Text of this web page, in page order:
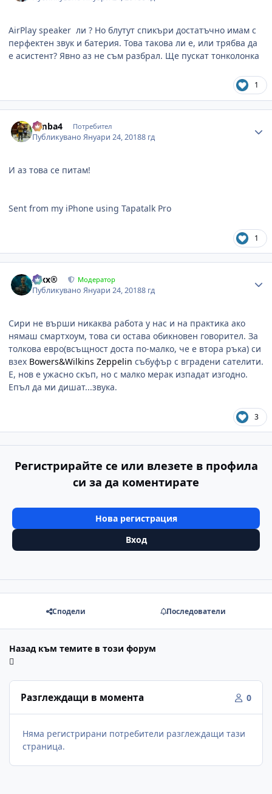
AirPlay speaker ли ? Но блутут спикъри достатъчно имам с
перфектен звук и батерия. Това такова ли е, или трябва да
е асистент? Явно аз не съм разбрал. Ще пускат тонколонка
1
simba4 Потребител
ПубликуваноЯнуари 24, 20188 гд
И аз това се питам!
Sent from my iPhone using Tapatalk Pro
1
Alxx® Модератор
ПубликуваноЯнуари 24, 20188 гд
Сири не върши никаква работа у нас и на практика ако
нямаш смартхоум, това си остава обикновен говорител. За
толкова евро(всъщност доста по-малко, че е втора ръка) си
взех Bowers&Wilkins Zeppelin събуфър с вградени сателити.
Е, нов е ужасно скъп, но с малко мерак изпадат изгодно.
Епъл да ми дишат...звука.
3
Регистрирайте се или влезете в профила
си за да коментирате
Нова регистрация
Вход
Сподели Последователи
Назад към темите в този форум
Разглеждащи в момента 0
Няма регистрирани потребители разглеждащи тази
страница.